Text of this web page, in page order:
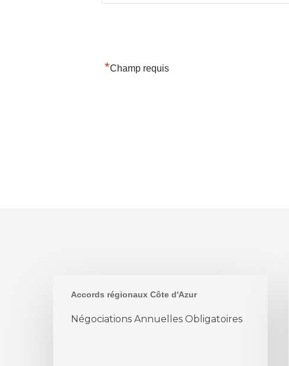
*Champ requis
Accords régionaux Côte d'Azur
Annuelles
Obligatoires
Négociations Annuelles Obligatoires